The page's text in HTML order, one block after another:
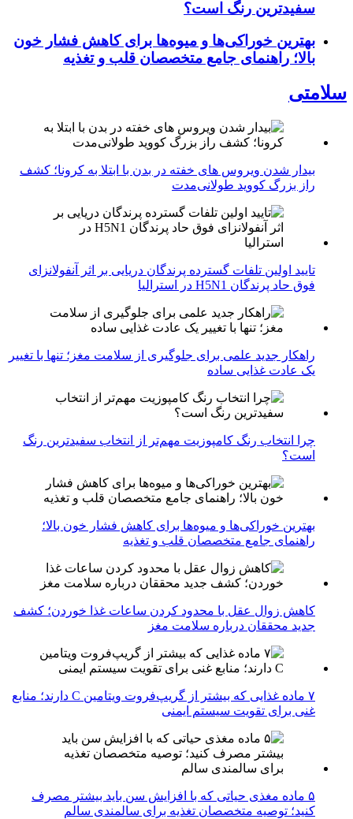
سفیدترین رنگ است؟
بهترین خوراکی‌ها و میوه‌ها برای کاهش فشار خون
بالا؛ راهنمای جامع متخصصان قلب و تغذیه
سلامتی
بیدار شدن ویروس‌ های خفته در بدن با ابتلا به کرونا؛ کشف
راز بزرگ کووید طولانی‌مدت
تایید اولین تلفات گسترده پرندگان دریایی بر اثر آنفولانزای
فوق حاد پرندگان H5N1 در استرالیا
راهکار جدید علمی برای جلوگیری از سلامت مغز؛ تنها با تغییر
یک عادت غذایی ساده
چرا انتخاب رنگ کامپوزیت مهم‌تر از انتخاب سفیدترین رنگ
است؟
بهترین خوراکی‌ها و میوه‌ها برای کاهش فشار خون بالا؛
راهنمای جامع متخصصان قلب و تغذیه
کاهش زوال عقل با محدود کردن ساعات غذا خوردن؛ کشف
جدید محققان درباره سلامت مغز
۷ ماده غذایی که بیشتر از گریپ‌فروت ویتامین C دارند؛ منابع
غنی برای تقویت سیستم ایمنی
۵ ماده مغذی حیاتی که با افزایش سن باید بیشتر مصرف
کنید؛ توصیه متخصصان تغذیه برای سالمندی سالم